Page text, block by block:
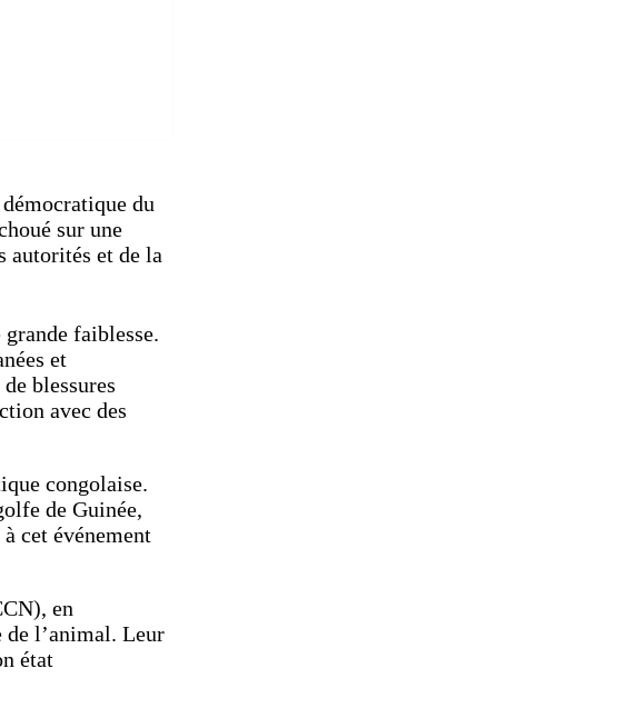
du
sur une
autorités et de la
faiblesse.
et
blessures
avec des
congolaise.
de Guinée,
cet événement
en
l’animal. Leur
état